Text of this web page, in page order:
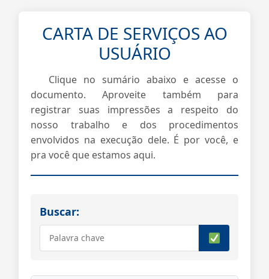
CARTA DE SERVIÇOS AO
USUÁRIO
Clique no sumário abaixo e acesse o
documento. Aproveite também para
registrar suas impressões a respeito do
nosso trabalho e dos procedimentos
envolvidos na execução dele. É por você, e
pra você que estamos aqui.
Buscar: